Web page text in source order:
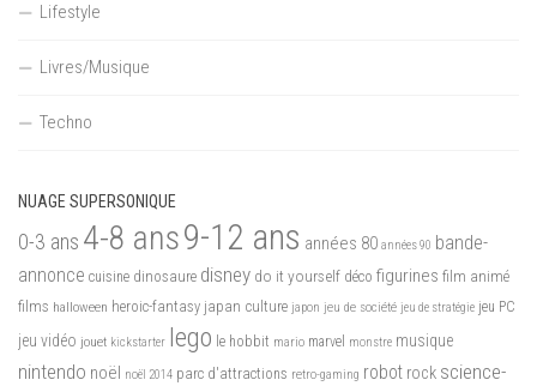
Lifestyle
Livres/Musique
Techno
NUAGE SUPERSONIQUE
0-3 ans 4-8 ans9-12 ans années 80 années 90 bande-
annonce cuisine dinosaure disney do it yourself déco figurines film animé
films halloween heroic-fantasy japan culture japon jeu de société jeu de stratégie jeu PC
jeu vidéo jouet kickstarter lego le hobbit mario marvel monstre musique
nintendo noël noël 2014 parc d'attractions retro-gaming robot rock science-